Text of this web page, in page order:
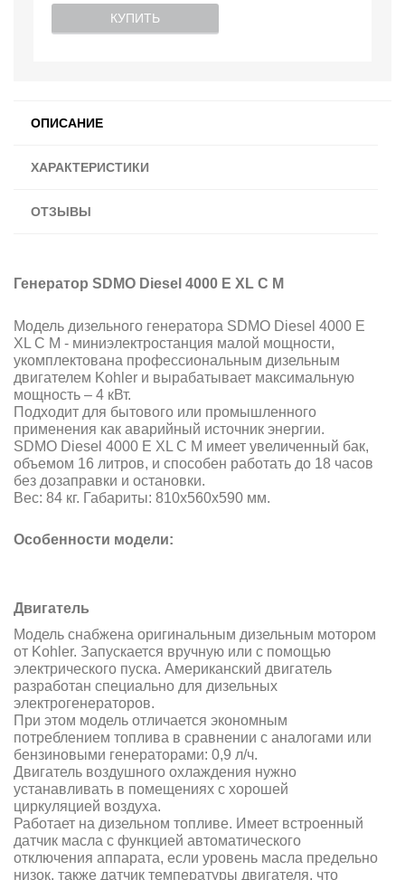
КУПИТЬ
ОПИСАНИЕ
ХАРАКТЕРИСТИКИ
ОТЗЫВЫ
Генератор SDMO Diesel 4000 E XL C M
Модель дизельного генератора SDMO Diesel 4000 E
XL C M - миниэлектростанция малой мощности,
укомплектована профессиональным дизельным
двигателем Kohler и вырабатывает максимальную
мощность – 4 кВт.
Подходит для бытового или промышленного
применения как аварийный источник энергии.
SDMO Diesel 4000 E XL C M имеет увеличенный бак,
объемом 16 литров, и способен работать до 18 часов
без дозаправки и остановки.
Вес: 84 кг. Габариты: 810х560х590 мм.
Особенности модели:
Двигатель
Модель снабжена оригинальным дизельным мотором
от Kohler. Запускается вручную или с помощью
электрического пуска. Американский двигатель
разработан специально для дизельных
электрогенераторов.
При этом модель отличается экономным
потреблением топлива в сравнении с аналогами или
бензиновыми генераторами: 0,9 л/ч.
Двигатель воздушного охлаждения нужно
устанавливать в помещениях с хорошей
циркуляцией воздуха.
Работает на дизельном топливе. Имеет встроенный
датчик масла с функцией автоматического
отключения аппарата, если уровень масла предельно
низок, также датчик температуры двигателя, что